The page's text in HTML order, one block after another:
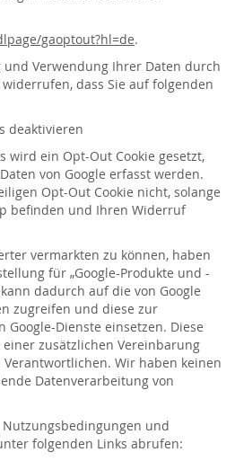
gaoptout?hl=de.
und Verwendung Ihrer Daten durch
dass Sie auf folgenden
deaktivieren
wird ein Opt-Out Cookie gesetzt,
von Google erfasst werden.
Opt-Out Cookie nicht, solange
befinden und Ihren Widerruf
vermarkten zu können, haben
für „Google-Produkte und -
dadurch auf die von Google
zugreifen und diese zur
Google-Dienste einsetzen. Diese
zusätzlichen Vereinbarung
Verantwortlichen. Wir haben keinen
Datenverarbeitung von
und
folgenden Links abrufen: